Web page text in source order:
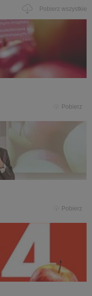
Pobierz wszystkie
Pobierz
Pobierz